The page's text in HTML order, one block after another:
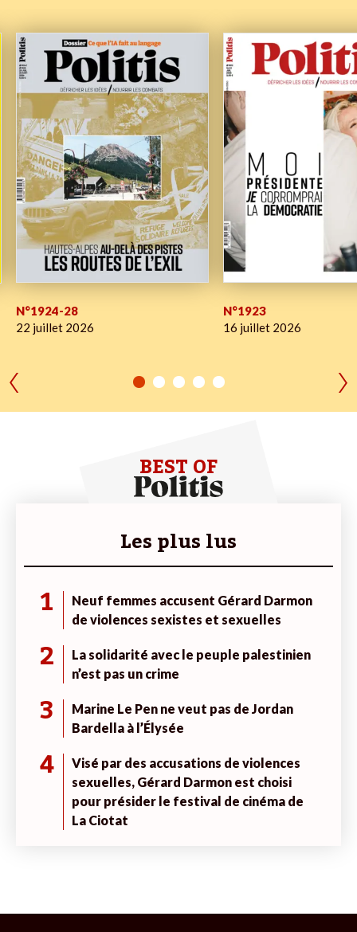
N°1924-28
22 juillet 2026
N°1923
16 juillet 2026
BEST OF
Les plus lus
1
Neuf femmes accusent Gérard Darmon
de violences sexistes et sexuelles
2
La solidarité avec le peuple palestinien
n’est pas un crime
3
Marine Le Pen ne veut pas de Jordan
Bardella à l’Élysée
4
Visé par des accusations de violences
sexuelles, Gérard Darmon est choisi
pour présider le festival de cinéma de
La Ciotat